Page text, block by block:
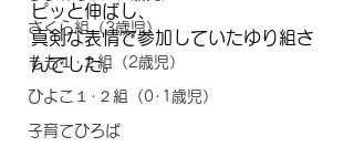
さくら組（3歳児）
もも１･２組（2歳児）
ひよこ１･２組（0･1歳児）
子育てひろば
ピッと伸ばし、
真剣な表情で参加していたゆり組さ
んでした。